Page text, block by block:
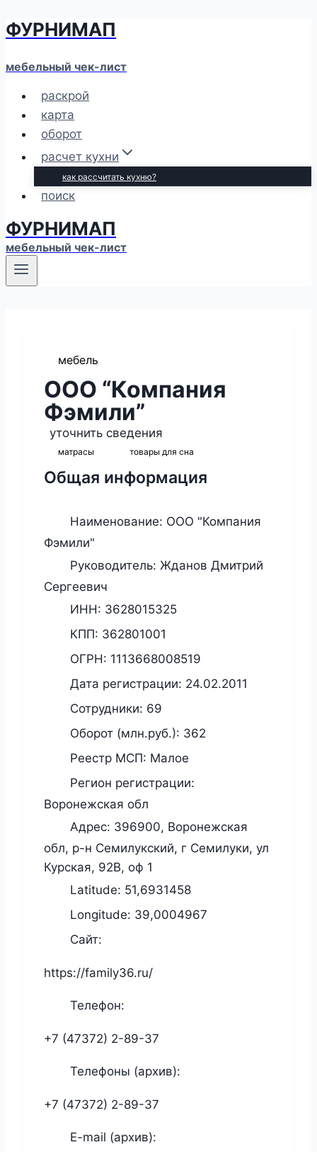
Перейти
содержимому
ФУРНИМАП
мебельный чек-лист
раскрой
карта
оборот
расчет кухни
как рассчитать кухню?
поиск
ФУРНИМАП
мебельный чек-лист
мебель
ООО “Компания
Фэмили”
уточнить сведения
матрасы товары для сна
Общая информация
Наименование: ООО "Компания
Фэмили"
Руководитель: Жданов Дмитрий
Сергеевич
ИНН: 3628015325
КПП: 362801001
ОГРН: 1113668008519
Дата регистрации: 24.02.2011
Сотрудники: 69
Оборот (млн.руб.): 362
Реестр МСП: Малое
Регион регистрации:
Воронежская обл
Адрес: 396900, Воронежская
обл, р-н Семилукский, г Семилуки, ул
Курская, 92В, оф 1
Latitude: 51,6931458
Longitude: 39,0004967
Сайт:
https://family36.ru/
Телефон:
+7 (47372) 2-89-37
Телефоны (архив):
+7 (47372) 2-89-37
E-mail (архив):